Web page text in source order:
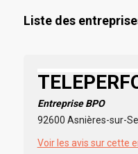
Liste des
Entreprise BPO
92600 Asnières-sur-
Voir les avis sur cette